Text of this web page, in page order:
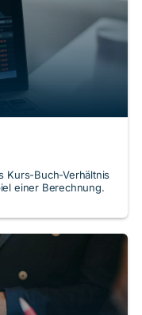
Kurs-Buch-Verhältnis
einer Berechnung.